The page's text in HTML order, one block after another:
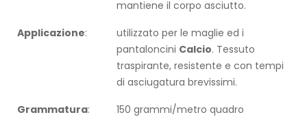
mantiene il corpo asciutto.
Applicazione:
utilizzato per le maglie ed i
pantaloncini Calcio. Tessuto
traspirante, resistente e con tempi
di asciugatura brevissimi.
Grammatura:
150 grammi/metro quadro